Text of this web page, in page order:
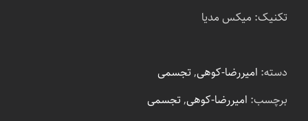
تکنیک: میکس مدیا
دسته: امیررضا-کوهی,تجسمی
برچسب: امیررضا-کوهی,تجسمی